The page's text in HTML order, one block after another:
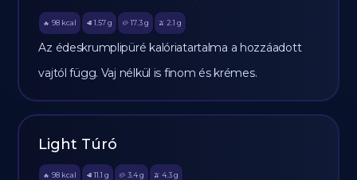
🔥 98 kcal 🥩 1.57 g 🥔 17.3g 🫒 2.1 g
Az édeskrumplipüré kalóriatartalma a hozzáadott
vajtól függ. Vaj nélkül is finom és krémes.
Light Túró
🔥 98 kcal 🥩 11.1 g 🥔 3.4g 🫒 4.3 g